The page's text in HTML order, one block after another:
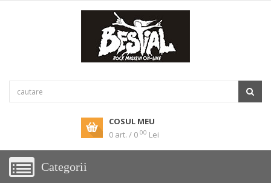
COSUL MEU
0 art. / 0 00 Lei
Categorii